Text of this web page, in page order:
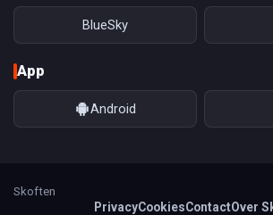
BlueSky
App
Android
Skoften
PrivacyCookiesContactOver